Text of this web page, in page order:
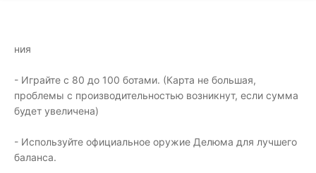
ния
- Играйте с 80 до 100 ботами. (Карта не большая,
проблемы с производительностью возникнут, если сумма
будет увеличена)
- Используйте официальное оружие Делюма для лучшего
баланса.